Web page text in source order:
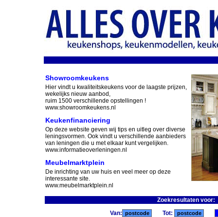
Showroomkeukens
Hier vindt u kwaliteitskeukens voor de laagste prijzen,
wekelijks nieuw aanbod,
ruim 1500 verschillende opstellingen !
www.showroomkeukens.nl
Keukenfinanciering
Op deze website geven wij tips en uitleg over diverse
leningsvormen. Ook vindt u verschillende aanbieders
van leningen die u met elkaar kunt vergelijken.
www.informatieoverleningen.nl
Meubelmarktplein
De inrichting van uw huis en veel meer op deze
interessante site.
www.meubelmarktplein.nl
Zoekresultaten voor:
Van: Tot: